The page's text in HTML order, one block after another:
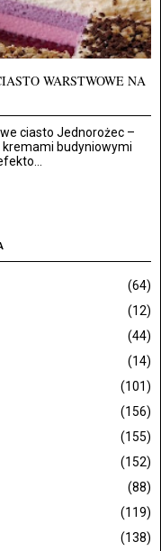
WARSTWOWE NA
ciasto Jednorożec –
budyniowymi
(64)
(12)
(44)
(14)
(101)
(156)
(155)
(152)
(88)
(119)
(138)